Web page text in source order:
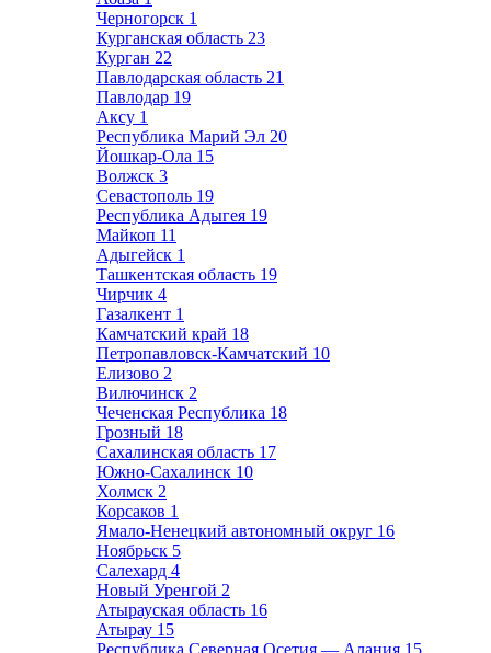
Черногорск 1
Курганская область 23
Курган 22
Павлодарская область 21
Павлодар 19
Аксу 1
Республика Марий Эл 20
Йошкар-Ола 15
Волжск 3
Севастополь 19
Республика Адыгея 19
Майкоп 11
Адыгейск 1
Ташкентская область 19
Чирчик 4
Газалкент 1
Камчатский край 18
Петропавловск-Камчатский 10
Елизово 2
Вилючинск 2
Чеченская Республика 18
Грозный 18
Сахалинская область 17
Южно-Сахалинск 10
Холмск 2
Корсаков 1
Ямало-Ненецкий автономный округ 16
Ноябрьск 5
Салехард 4
Новый Уренгой 2
Атырауская область 16
Атырау 15
Республика Северная Осетия — Алания 15